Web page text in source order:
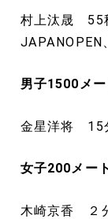
村上汰晟 55
JAPANOPEN
男子1500メ
金星洋将 15
女子200メー
木崎京香 ２